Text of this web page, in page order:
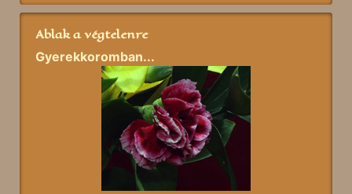
Ablak a végtelenre
Gyerekkoromban...